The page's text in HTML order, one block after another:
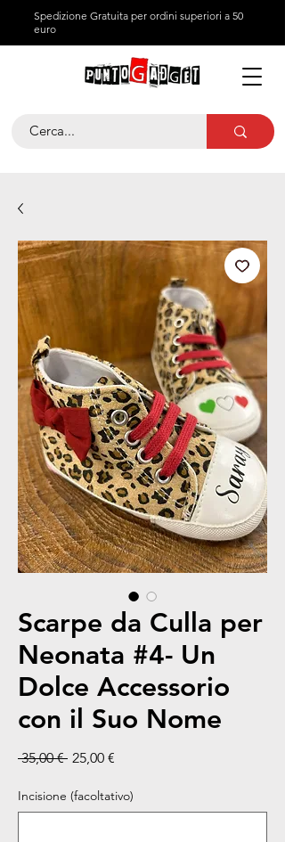
Spedizione Gratuita per ordini superiori a 50
euro
Scarpe da Culla per
Neonata #4- Un
Dolce Accessorio
con il Suo Nome
35,00 € Prezzo regolare
25,00 €
Incisione (facoltativo)